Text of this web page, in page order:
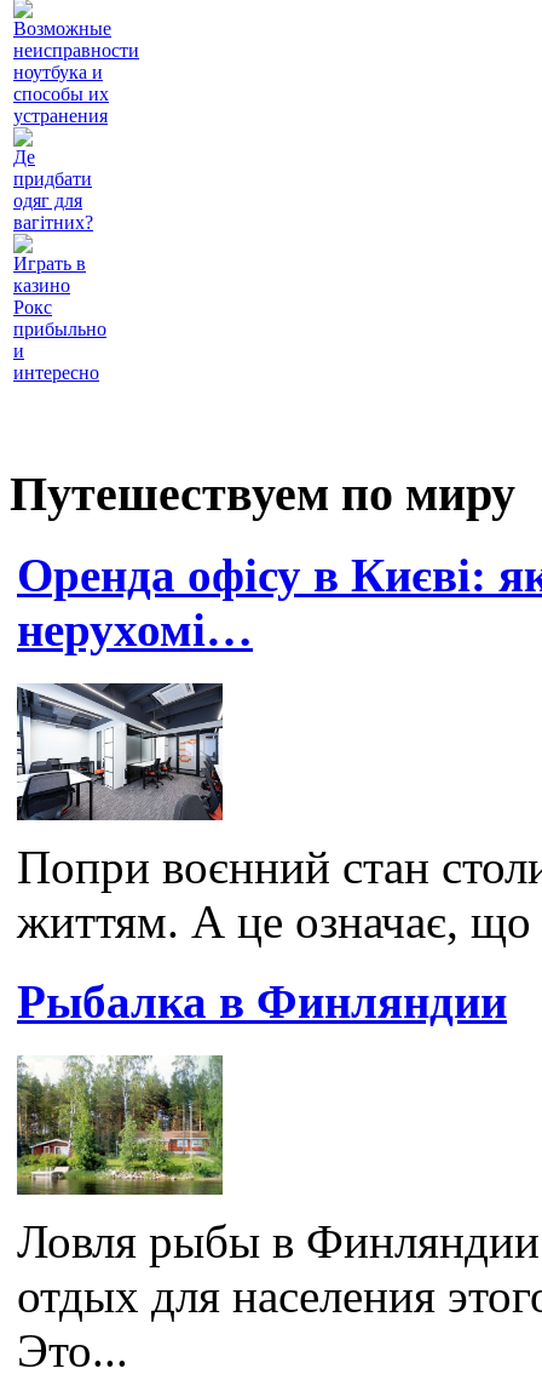
Возможные
неисправности
ноутбука и
способы их
устранения
Де
придбати
одяг для
вагітних?
Играть в
казино
Рокс
прибыльно
и
интересно
Путешествуем по миру
Оренда офісу в Києві:
нерухомі…
Попри воєнний стан
життям. А це означає, що
Рыбалка в Финляндии
Ловля рыбы в Финляндии
отдых для населения
Это...